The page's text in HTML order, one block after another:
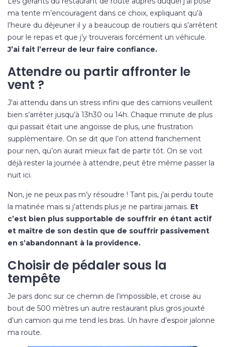
ma tente m’encouragent dans ce choix, expliquant qu’à
l’heure du déjeuner il y a beaucoup de routiers qui s’arrêtent
pour le repas et que j’y trouverais forcément un véhicule.
J’ai fait l’erreur de leur faire confiance.
Attendre ou partir affronter le
vent ?
J’ai attendu dans un stress infini que des camions veuillent
bien s’arrêter jusqu’à 13h30 ou 14h. Chaque minute de plus
qui passait était une angoisse de plus, une frustration
supplémentaire. On se dit que l’on attend franchement
pour rien, qu’on aurait mieux fait de partir tôt. On se voit
déjà rester la journée à attendre, peut être même passer la
nuit ici.
Non, je ne peux pas m’y résoudre ! Tant pis, j’ai perdu toute
la matinée mais si j’attends plus je ne partirai jamais. Et
c’est bien plus supportable de souffrir en étant actif
et maître de son destin que de souffrir passivement
en s’abandonnant à la providence.
Choisir de pédaler sous la
tempête
Je pars donc sur ce chemin de l’impossible, et croise au
bout de 500 mètres un autre restaurant plus gros jouxté
d’un camion qui me tend les bras. Un havre d’espoir jalonne
ma route.